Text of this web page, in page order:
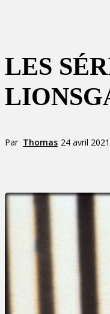
LES
Par Thomas 24 avril 2021